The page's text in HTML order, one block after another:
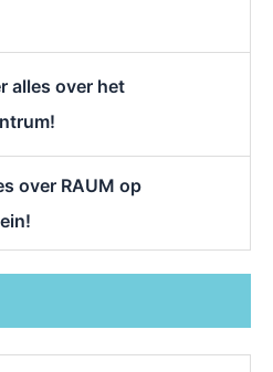
alles over het
over RAUM op